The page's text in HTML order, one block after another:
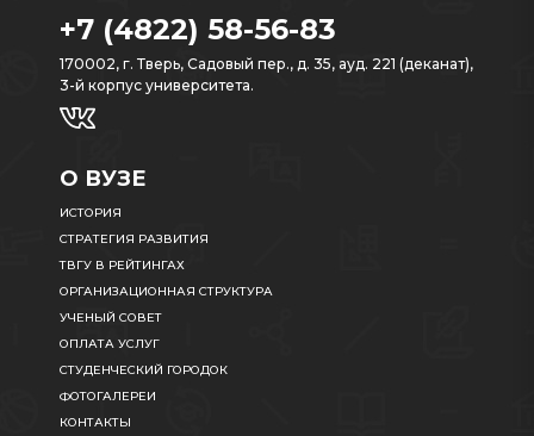
+7 (4822) 58-56-83
170002, г. Тверь, Садовый пер., д. 35, ауд. 221 (деканат),
3-й корпус университета.
О ВУЗЕ
ИСТОРИЯ
СТРАТЕГИЯ РАЗВИТИЯ
ТВГУ В РЕЙТИНГАХ
ОРГАНИЗАЦИОННАЯ СТРУКТУРА
УЧЕНЫЙ СОВЕТ
ОПЛАТА УСЛУГ
СТУДЕНЧЕСКИЙ ГОРОДОК
ФОТОГАЛЕРЕИ
КОНТАКТЫ